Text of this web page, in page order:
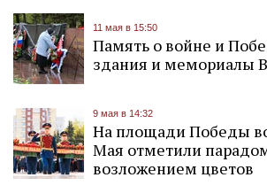
11 мая в 15:50
Память о войне и
здания и мемориалы
9 мая в 14:32
На площади Победы
Мая отметили
возложением цветов